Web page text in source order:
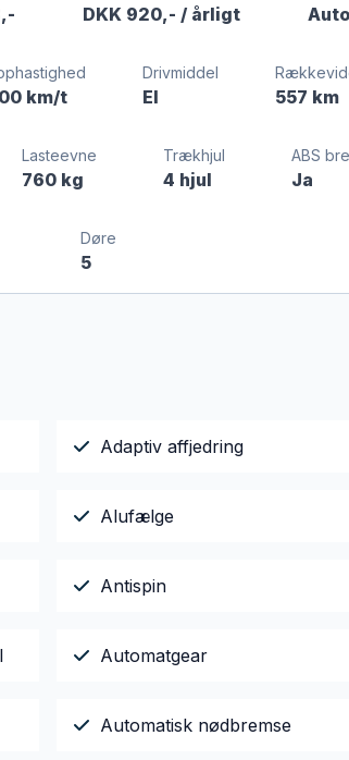
DKK 920,- / årligt
km/t
Drivmiddel
El 557 km
Lasteevne
760 kg
Trækhjul
4 hjul
ABS
Ja
Døre
5
Adaptiv affjedring
Alufælge
Antispin
Automatgear
Automatisk nødbremse